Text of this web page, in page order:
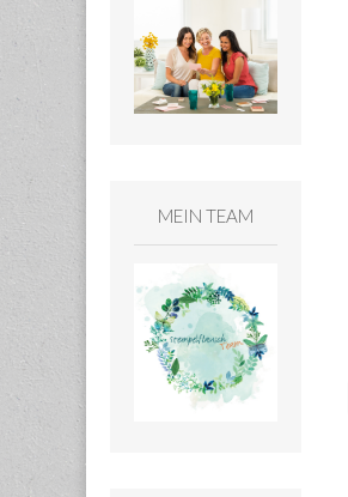
MEIN TEAM